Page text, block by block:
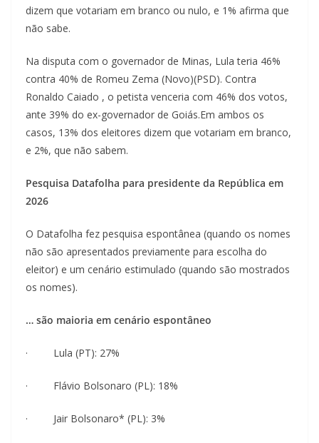
dizem que votariam em branco ou nulo, e 1% afirma que
não sabe.
Na disputa com o governador de Minas, Lula teria 46%
contra 40% de Romeu Zema (Novo)(PSD). Contra
Ronaldo Caiado , o petista venceria com 46% dos votos,
ante 39% do ex-governador de Goiás.Em ambos os
casos, 13% dos eleitores dizem que votariam em branco,
e 2%, que não sabem.
Pesquisa Datafolha para presidente da República em
2026
O Datafolha fez pesquisa espontânea (quando os nomes
não são apresentados previamente para escolha do
eleitor) e um cenário estimulado (quando são mostrados
os nomes).
… são maioria em cenário espontâneo
· Lula (PT): 27%
· Flávio Bolsonaro (PL): 18%
· Jair Bolsonaro* (PL): 3%